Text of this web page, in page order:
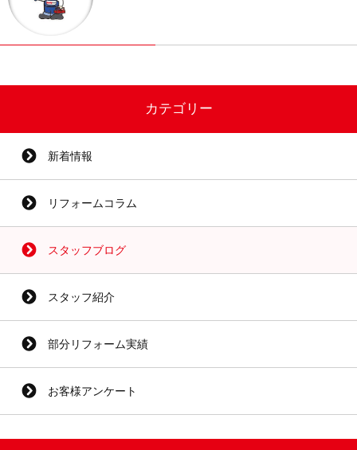
カテゴリー
新着情報
リフォームコラム
スタッフブログ
スタッフ紹介
部分リフォーム実績
お客様アンケート